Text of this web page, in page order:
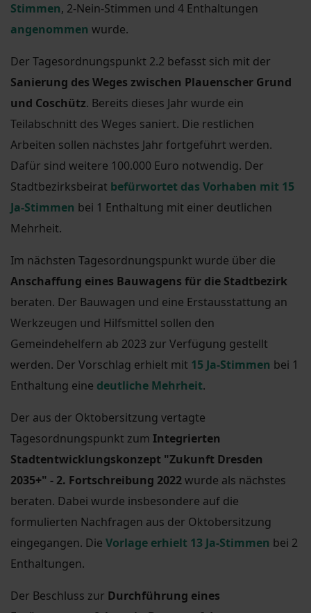
Stimmen, 2-Nein-Stimmen und 4 Enthaltungen
angenommen wurde.
Der Tagesordnungspunkt 2.2 befasst sich mit der
Sanierung des Weges zwischen Plauenscher Grund
und Coschütz. Bereits dieses Jahr wurde ein
Teilabschnitt des Weges saniert. Die restlichen
Arbeiten sollen nächstes Jahr fortgeführt werden.
Dafür sind weitere 100.000 Euro notwendig. Der
Stadtbezirksbeirat befürwortet das Vorhaben mit 15
Ja-Stimmen bei 1 Enthaltung mit einer deutlichen
Mehrheit.
Im nächsten Tagesordnungspunkt wurde über die
Anschaffung eines Bauwagens für die Stadtbezirk
beraten. Der Bauwagen und eine Erstausstattung an
Werkzeugen und Hilfsmittel sollen den
Gemeindehelfern ab 2023 zur Verfügung gestellt
werden. Der Vorschlag erhielt mit 15 Ja-Stimmen bei 1
Enthaltung eine deutliche Mehrheit.
Der aus der Oktobersitzung vertagte
Tagesordnungspunkt zum Integrierten
Stadtentwicklungskonzept "Zukunft Dresden
2035+" - 2. Fortschreibung 2022wurde als nächstes
beraten. Dabei wurde insbesondere auf die
formulierten Nachfragen aus der Oktobersitzung
eingegangen. Die Vorlage erhielt 13 Ja-Stimmen bei 2
Enthaltungen.
Der Beschluss zur Durchführung eines